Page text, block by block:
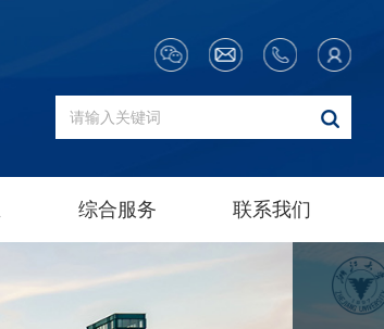
综合服务 联系我们